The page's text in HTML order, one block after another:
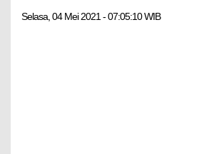
Selasa, 04 Mei 2021 - 07:05:10 WIB